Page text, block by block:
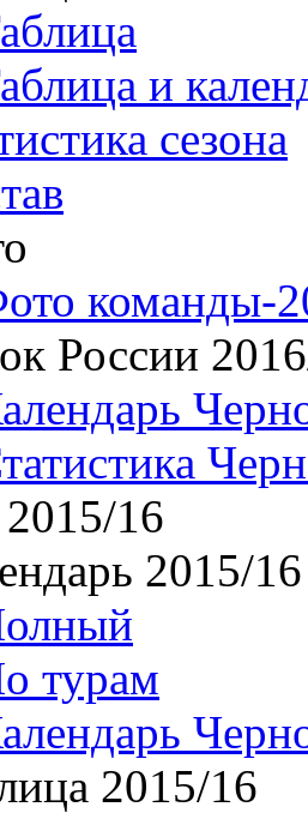
и
сезона
команды-
России
16
2015/16
турам
2015/16